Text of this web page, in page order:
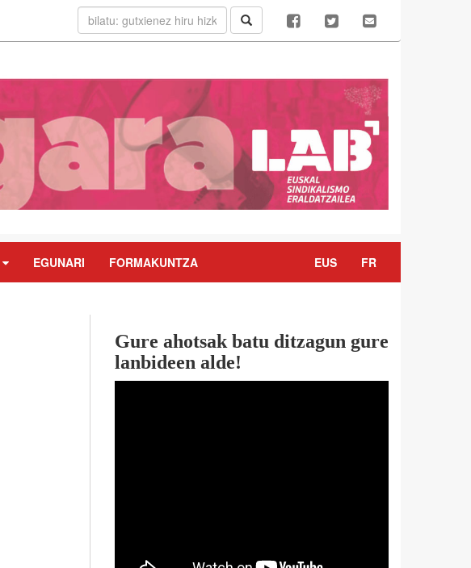
EGUNARI FORMAKUNTZA EUS FR
Gure ahotsak batu ditzagun gure
lanbideen alde!